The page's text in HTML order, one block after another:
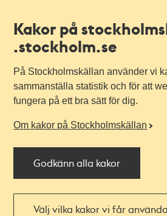
Kakor på
.stockholm.se
På Stockholmskällan använder vi
sammanställa statistik och för att
fungera på ett bra sätt för dig.
Om kakor på Stockholmskällan
Godkänn alla kakor
Välj vilka kakor vi får använda